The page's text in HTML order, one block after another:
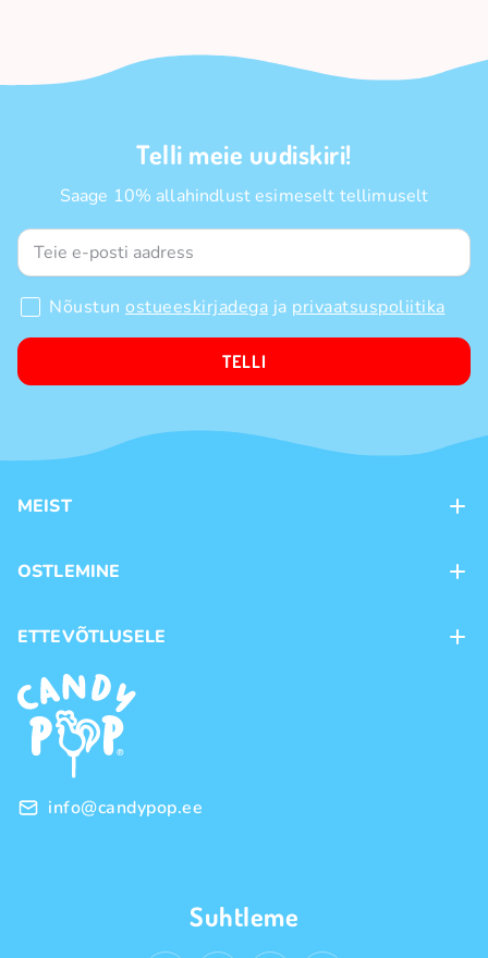
Telli meie uudiskiri!
Saage 10% allahindlust esimeselt tellimuselt
Nõustun ostueeskirjadega ja privaatsuspoliitika
TELLI
MEIST
Kauplused
OSTLEMINE
Ostutingimused
Privaatsuspoliitika
ETTEVÕTLUSELE
Frantsiis
Hulgimüük
info@candypop.ee
Suhtleme